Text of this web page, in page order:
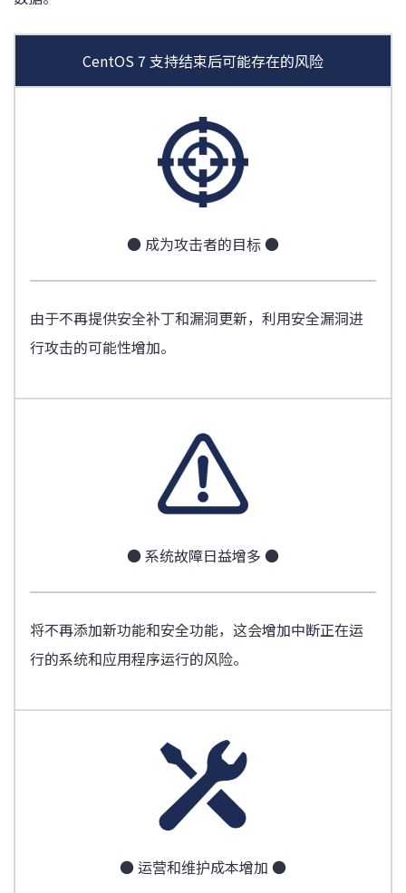
CentOS 7 支持结束后可能存在的风险
● 成为攻击者的目标 ●
由于不再提供安全补丁和漏洞更新，利用安全漏洞进
行攻击的可能性增加。
● 系统故障日益增多 ●
将不再添加新功能和安全功能，这会增加中断正在运
行的系统和应用程序运行的风险。
● 运营和维护成本增加 ●